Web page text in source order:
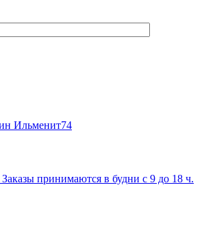
Заказы принимаются в будни с 9 до 18 ч.